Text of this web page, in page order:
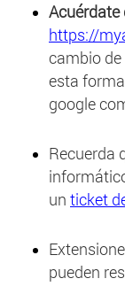
https://
cambio
esta
google
Recuerda
un ticket
pueden